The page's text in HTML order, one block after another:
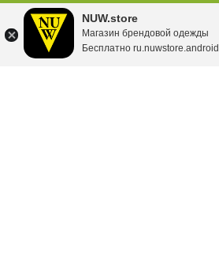
NUW.store
Магазин брендовой одежды
Бесплатно ru.nuwstore.android